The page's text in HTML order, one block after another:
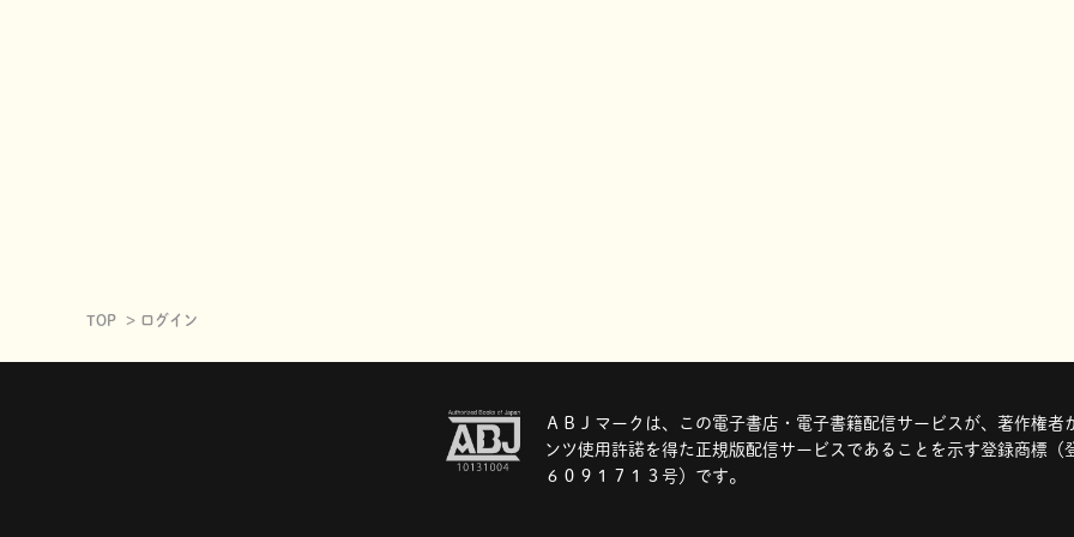
TOP ログイン
ＡＢＪマークは、この電子書店・電子書籍配信サービスが、著作権者
ンツ使用許諾を得た正規版配信サービスであることを示す登録商標（
６０９１７１３号）です。